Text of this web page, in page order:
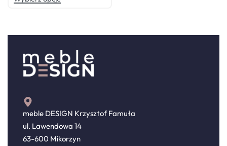
meble DESIGN Krzysztof Famuła
ul. Lawendowa 14
63-600 Mikorzyn